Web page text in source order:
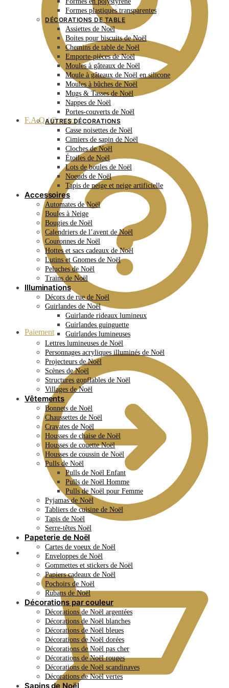
F.A.Q / Contact
Paiement
0.00 €
Formes plastiques transparentes
DÉCORATIONS DE TABLE
Assiettes de Noël
Boites pour biscuits de Noël
Chemins de table de Noël
Emporte-pièces de Noël
Moules à gâteaux de Noël
Moule à gâteaux de Noël en silicone
Moules à bûches de Noël
Mugs & Tasses de Noël
Nappes de Noël
Portes-couverts de Noël
AUTRES DÉCORATIONS
Casse noisettes de Noël
Cimiers de sapin de Noël
Cloches de Noël
Étoiles de Noël
Lots de boules de Noël
Noeuds de Noël
Tapis de neige et neige artificielle
Accessoires
Automates de Noël
Boules à Neige
Bougies de Noël
Calendriers de l’avent de Noël
Couronnes de Noël
Hottes et sacs cadeaux de Noël
Lutins et Gnomes de Noël
Peluches de Noël
Trains de Noël
Illuminations
Décors de rue de Noël
Guirlandes de Noël
Guirlande rideaux lumineux
Guirlandes guinguette
Guirlandes lumineuses
Lettres lumineuses de Noël
Personnages acryliques illuminés de Noël
Projecteurs de Noël
Scènes de Noël
Structures gonflables de Noël
Villages de Noël
Vêtements
Bonnets de Noël
Chaussettes de Noël
Cravates de Noël
Housses de chaise de Noël
Housses de couette Noël
Housses de coussin de Noël
Pulls de Noël
Pulls de Noël Enfant
Pulls de Noël Homme
Pulls de Noël pour Femme
Pyjamas de Noël
Tabliers de cuisine de Noël
Tapis de Noël
Serre-têtes Noël
Papeterie de Noël
Cartes de voeux de Noël
Enveloppes de Noël
Gommettes et stickers de Noël
Papiers cadeaux de Noël
Pochoirs de Noël
Rubans de Noël
Décorations par couleur
Décorations de Noël argentées
Décorations de Noël blanches
Décorations de Noël bleues
Décorations de Noël dorées
Décorations de Noël pas cher
Décorations de Noël rouges
Décorations de Noël scandinaves
Décorations de Noël vertes
Sapins de Noël